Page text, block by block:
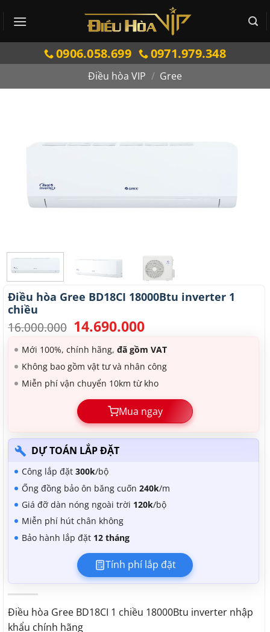
qua
0906.058.699 0971.979.348
Điều hòa VIP / Gree
Điều hòa Gree BD18CI 18000Btu inverter 1
chiều
16.000.000 Giá
gốc
là:
16.000.000.
14.690.000Giá
tại
là:
14.690.000.
Mới 100%, chính hãng, đã gồm VAT
Không bao gồm vật tư và nhân công
Miễn phí vận chuyển 10km từ kho
Mua ngay
DỰ TOÁN LẮP ĐẶT
Công lắp đặt 300k/bộ
Ống đồng bảo ôn băng cuốn 240k/m
Giá đỡ dàn nóng ngoài trời 120k/bộ
Miễn phí hút chân không
Bảo hành lắp đặt 12 tháng
Tính phí lắp đặt
Điều hòa Gree BD18CI 1 chiều 18000Btu inverter nhập
khẩu chính hãng